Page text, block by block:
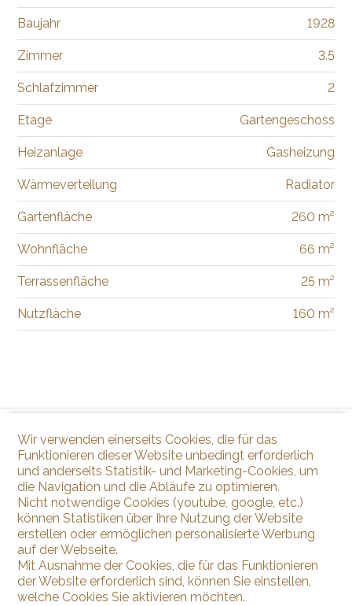
Baujahr 1928
Zimmer 3.5
Schlafzimmer 2
Etage Gartengeschoss
Heizanlage Gasheizung
Wärmeverteilung Radiator
Gartenfläche 260 m²
Wohnfläche 66 m²
Terrassenfläche 25 m²
Nutzfläche 160 m²
Wir verwenden einerseits Cookies, die für das
Funktionieren dieser Website unbedingt erforderlich
und anderseits Statistik- und Marketing-Cookies, um
die Navigation und die Abläufe zu optimieren.
Nicht notwendige Cookies (youtube, google, etc.)
können Statistiken über Ihre Nutzung der Website
erstellen oder ermöglichen personalisierte Werbung
auf der Webseite.
Mit Ausnahme der Cookies, die für das Funktionieren
der Website erforderlich sind, können Sie einstellen,
welche Cookies Sie aktivieren möchten.